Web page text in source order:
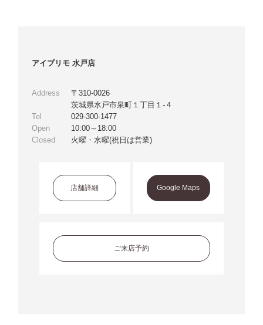
アイプリモ 水戸店
Address
〒310-0026
茨城県水戸市泉町１丁目１-４
Tel
029-300-1477
Open
10:00～18:00
Closed
火曜・水曜(祝日は営業)
店舗詳細 Google Maps
ご来店予約